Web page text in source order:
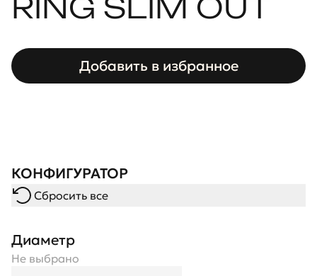
RING SLIM OUT
Добавить в избранное
КОНФИГУРАТОР
Сбросить все
Диаметр
Не выбрано